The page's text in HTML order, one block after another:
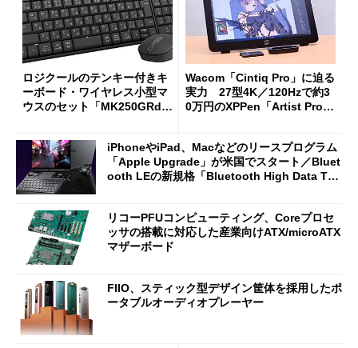
ロジクールのテンキー付きキ
ーボード・ワイヤレス小型マ
ウスのセット「MK250GRd」
Wacom「Cintiq Pro」に迫る
実力 27型4K／120Hzで約3
0万円のXPPen「Artist Pro 2
iPhoneやiPad、Macなどのリースプログラム
「Apple Upgrade」が米国でスタート／Bluet
ooth LEの新規格「Bluetooth High Data Thr
リコーPFUコンピューティング、Coreプロセ
ッサの搭載に対応した産業向けATX/microATX
マザーボード
FIIO、スティック型デザイン筐体を採用したポ
ータブルオーディオプレーヤー